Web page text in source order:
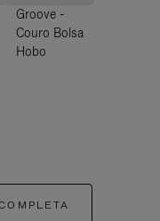
Groove -
Couro Bolsa
Hobo